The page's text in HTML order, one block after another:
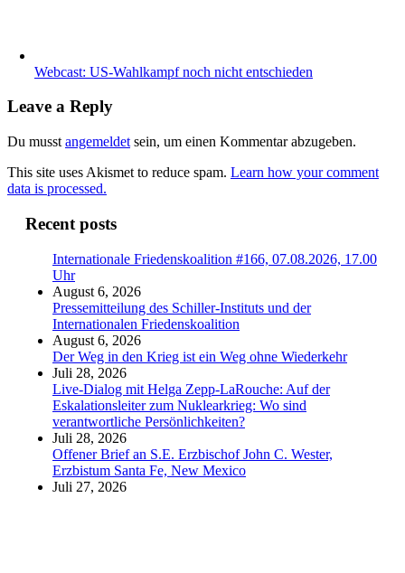
Webcast: US-Wahlkampf noch nicht entschieden
Leave a Reply
Du musst angemeldet sein, um einen Kommentar abzugeben.
This site uses Akismet to reduce spam. Learn how your comment
data is processed.
Recent posts
Internationale Friedenskoalition #166, 07.08.2026, 17.00
Uhr
August 6, 2026
Pressemitteilung des Schiller-Instituts und der
Internationalen Friedenskoalition
August 6, 2026
Der Weg in den Krieg ist ein Weg ohne Wiederkehr
Juli 28, 2026
Live-Dialog mit Helga Zepp-LaRouche: Auf der
Eskalationsleiter zum Nuklearkrieg: Wo sind
verantwortliche Persönlichkeiten?
Juli 28, 2026
Offener Brief an S.E. Erzbischof John C. Wester,
Erzbistum Santa Fe, New Mexico
Juli 27, 2026